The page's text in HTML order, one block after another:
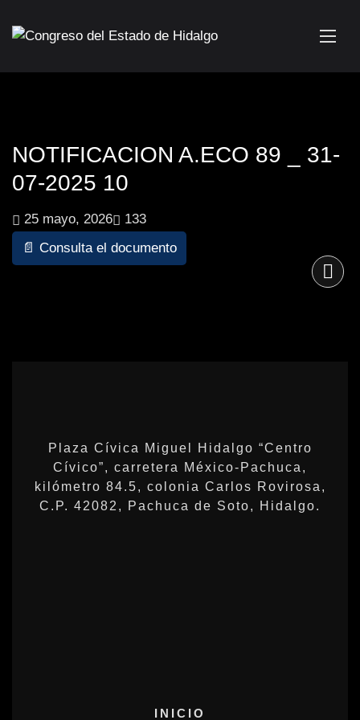
NOTIFICACION A.ECO 89 _ 31-
07-2025 10
25 mayo, 2026
133
📄 Consulta el documento
Plaza Cívica Miguel Hidalgo “Centro
Cívico”, carretera México-Pachuca,
kilómetro 84.5, colonia Carlos Rovirosa,
C.P. 42082, Pachuca de Soto, Hidalgo.
INICIO